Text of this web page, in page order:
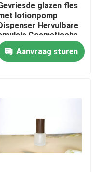
glazen fles
lotionpomp
Hervulbare
Cosmetische
flessen
Aanvraag sturen